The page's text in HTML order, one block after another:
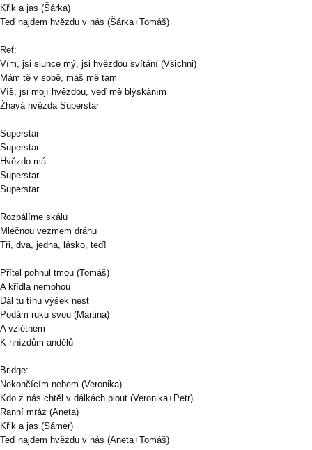
Křik a jas (Šárka)
Teď najdem hvězdu v nás (Šárka+Tomáš)
Ref:
Vím, jsi slunce mý, jsi hvězdou svítání (Všichni)
Mám tě v sobě, máš mě tam
Víš, jsi mojí hvězdou, veď mě blýskáním
Žhavá hvězda Superstar
Superstar
Superstar
Hvězdo má
Superstar
Superstar
Rozpálíme skálu
Mléčnou vezmem dráhu
Tři, dva, jedna, lásko, teď!
Přítel pohnul tmou (Tomáš)
A křídla nemohou
Dál tu tíhu výšek nést
Podám ruku svou (Martina)
A vzlétnem
K hnízdům andělů
Bridge:
Nekončícím nebem (Veronika)
Kdo z nás chtěl v dálkách plout (Veronika+Petr)
Ranní mráz (Aneta)
Křik a jas (Sámer)
Teď najdem hvězdu v nás (Aneta+Tomáš)